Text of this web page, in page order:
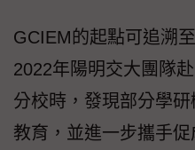
GCIEM的起點可追溯
2022年陽明交大團隊
分校時，發現部分學
教育，並進一步攜手